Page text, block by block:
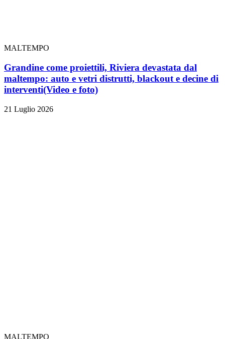
MALTEMPO
Grandine come proiettili, Riviera devastata dal
maltempo: auto e vetri distrutti, blackout e decine di
interventi(Video e foto)
21 Luglio 2026
MALTEMPO